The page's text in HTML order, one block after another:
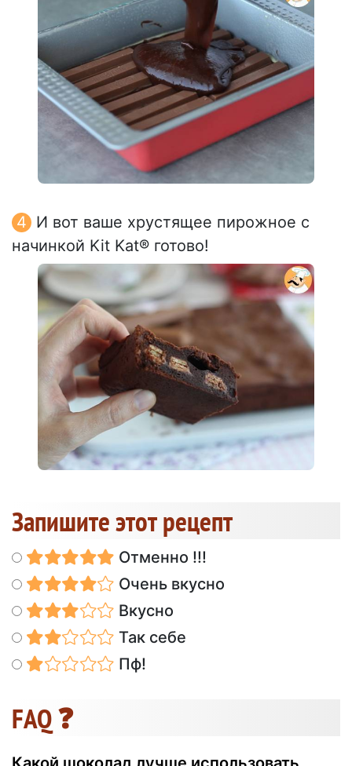
И вот ваше хрустящее пирожное с
начинкой Kit Kat® готово!
Запишите этот рецепт
Отменно !!!
Очень вкусно
Вкусно
Так себе
Пф!
FAQ ❓